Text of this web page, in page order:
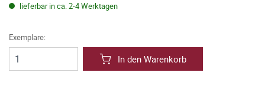
lieferbar in ca. 2-4 Werktagen
Exemplare:
In den Warenkorb